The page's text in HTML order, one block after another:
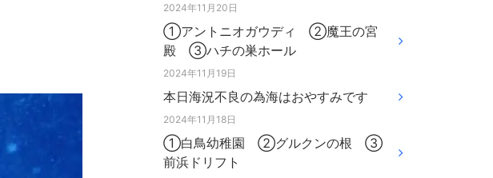
2024年11月20日
①アントニオガウディ ②魔王の宮
殿 ③ハチの巣ホール
2024年11月19日
本日海況不良の為海はおやすみです
2024年11月18日
①白鳥幼稚園 ②グルクンの根 ③
前浜ドリフト